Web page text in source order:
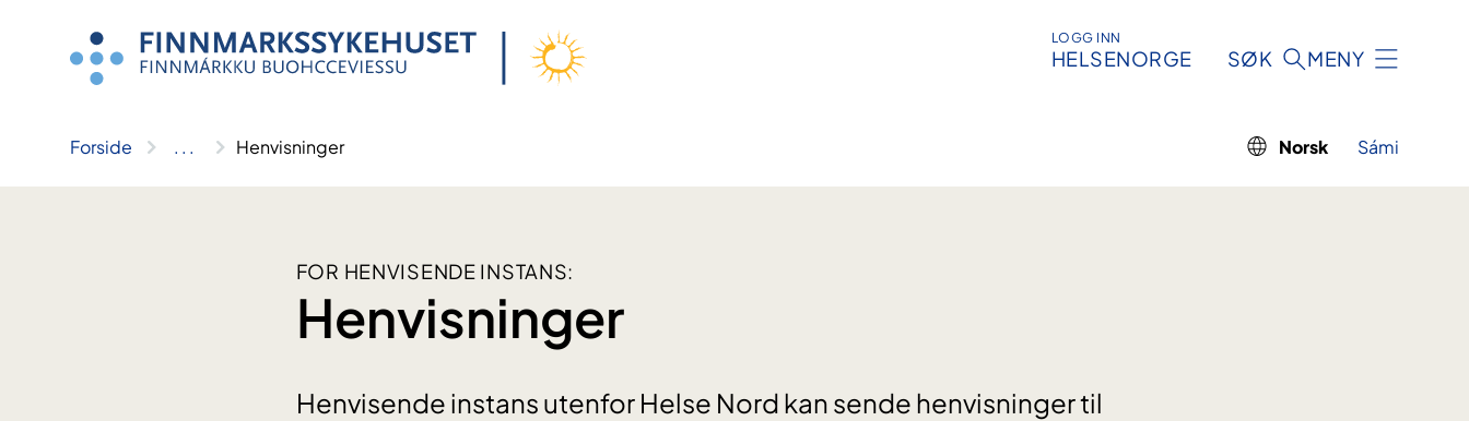
LOGG INN
HELSENORGE SØK MENY
Forside .. . Henvisninger Norsk Sámi
FOR HENVISENDE INSTANS:
Henvisninger
Henvisende instans utenfor Helse Nord kan sende henvisninger til